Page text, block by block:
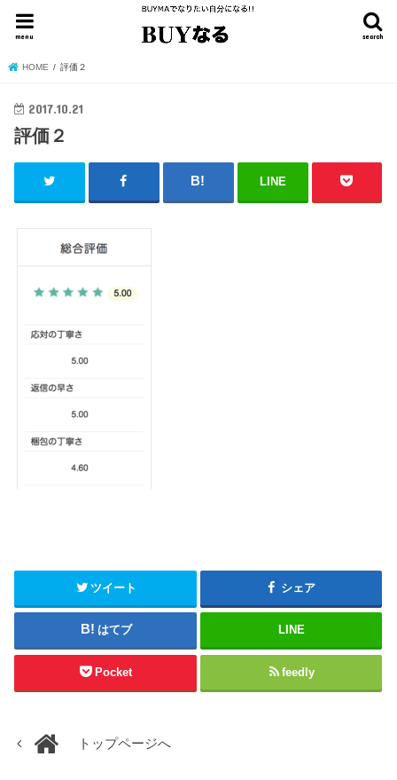
search
menu
HOME 評価２
2017.10.21
評価２
LINE
ツイート シェア
はてブ LINE
Pocket feedly
トップページへ